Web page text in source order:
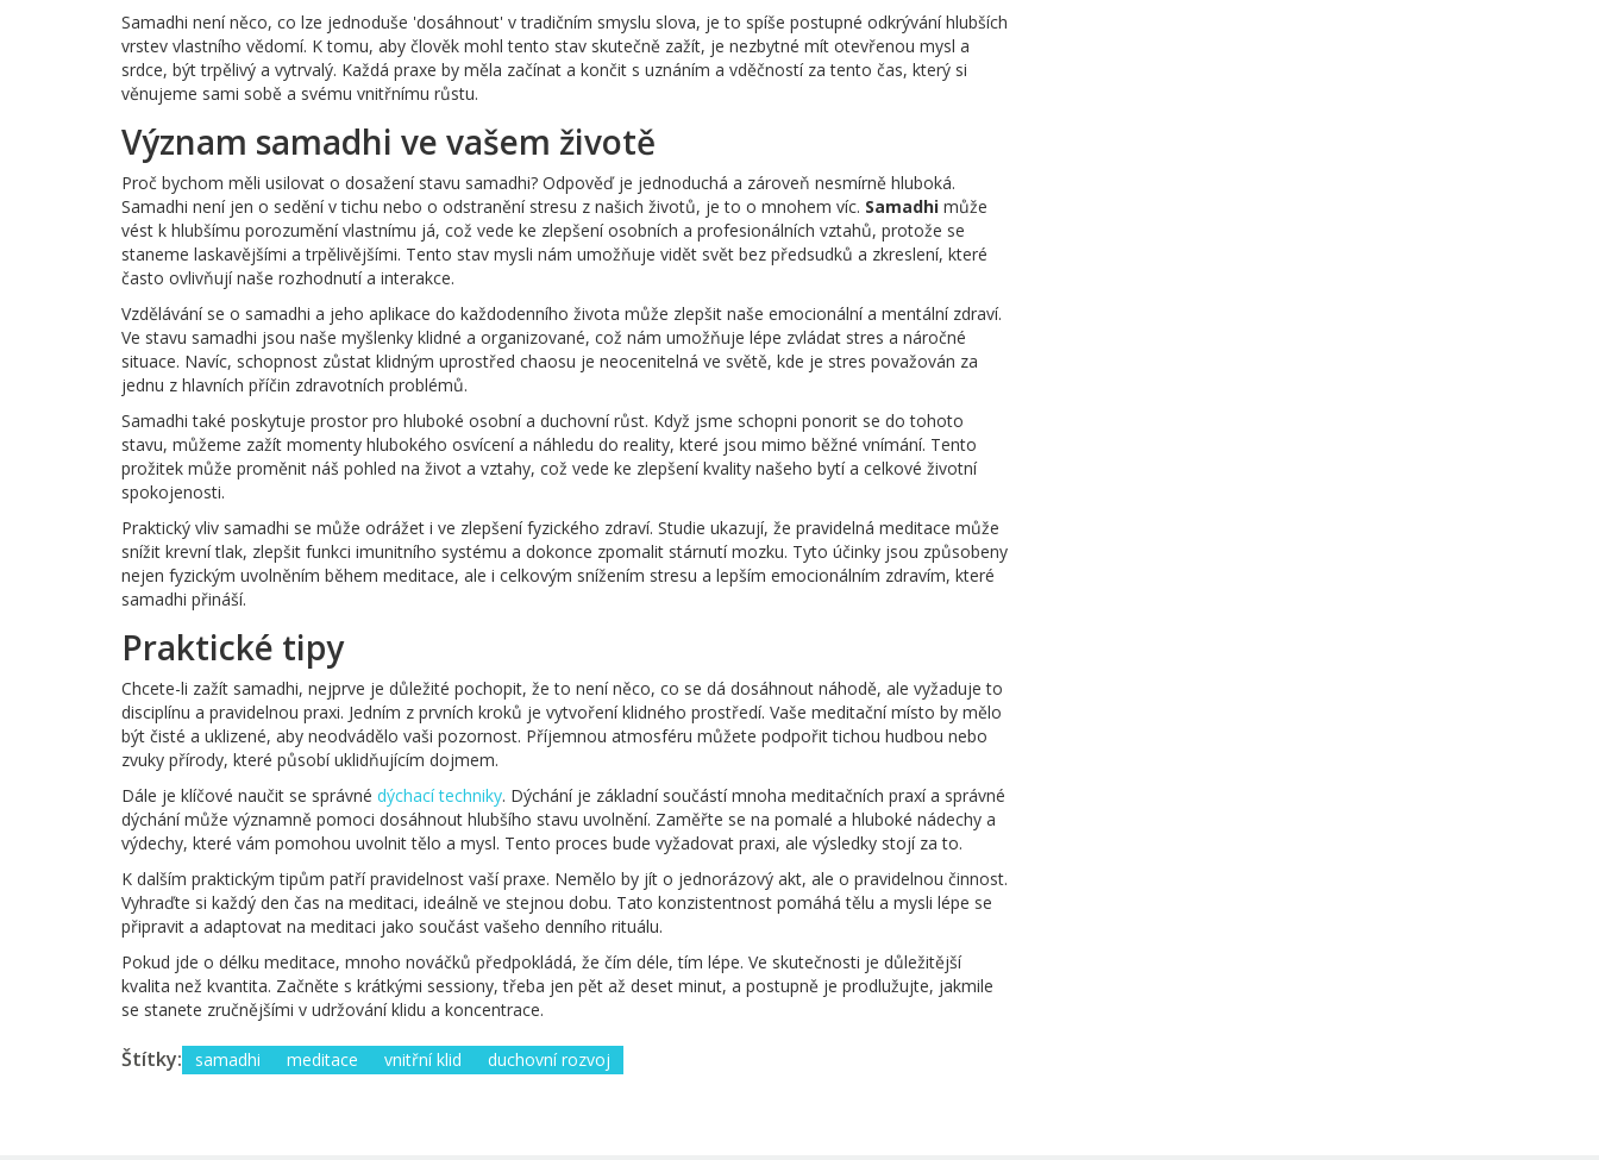
Samadhi není něco, co lze jednoduše 'dosáhnout' v tradičním smyslu slova, je to spíše postupné odkrývání hlubších
vrstev vlastního vědomí. K tomu, aby člověk mohl tento stav skutečně zažít, je nezbytné mít otevřenou mysl a
srdce, být trpělivý a vytrvalý. Každá praxe by měla začínat a končit s uznáním a vděčností za tento čas, který si
věnujeme sami sobě a svému vnitřnímu růstu.
Význam samadhi ve vašem životě
Proč bychom měli usilovat o dosažení stavu samadhi? Odpověď je jednoduchá a zároveň nesmírně hluboká.
Samadhi není jen o sedění v tichu nebo o odstranění stresu z našich životů, je to o mnohem víc. Samadhi může
vést k hlubšímu porozumění vlastnímu já, což vede ke zlepšení osobních a profesionálních vztahů, protože se
staneme laskavějšími a trpělivějšími. Tento stav mysli nám umožňuje vidět svět bez předsudků a zkreslení, které
často ovlivňují naše rozhodnutí a interakce.
Vzdělávání se o samadhi a jeho aplikace do každodenního života může zlepšit naše emocionální a mentální zdraví.
Ve stavu samadhi jsou naše myšlenky klidné a organizované, což nám umožňuje lépe zvládat stres a náročné
situace. Navíc, schopnost zůstat klidným uprostřed chaosu je neocenitelná ve světě, kde je stres považován za
jednu z hlavních příčin zdravotních problémů.
Samadhi také poskytuje prostor pro hluboké osobní a duchovní růst. Když jsme schopni ponorit se do tohoto
stavu, můžeme zažít momenty hlubokého osvícení a náhledu do reality, které jsou mimo běžné vnímání. Tento
prožitek může proměnit náš pohled na život a vztahy, což vede ke zlepšení kvality našeho bytí a celkové životní
spokojenosti.
Praktický vliv samadhi se může odrážet i ve zlepšení fyzického zdraví. Studie ukazují, že pravidelná meditace může
snížit krevní tlak, zlepšit funkci imunitního systému a dokonce zpomalit stárnutí mozku. Tyto účinky jsou způsobeny
nejen fyzickým uvolněním během meditace, ale i celkovým snížením stresu a lepším emocionálním zdravím, které
samadhi přináší.
Praktické tipy
Chcete-li zažít samadhi, nejprve je důležité pochopit, že to není něco, co se dá dosáhnout náhodě, ale vyžaduje to
disciplínu a pravidelnou praxi. Jedním z prvních kroků je vytvoření klidného prostředí. Vaše meditační místo by mělo
být čisté a uklizené, aby neodvádělo vaši pozornost. Příjemnou atmosféru můžete podpořit tichou hudbou nebo
zvuky přírody, které působí uklidňujícím dojmem.
Dále je klíčové naučit se správné dýchací techniky. Dýchání je základní součástí mnoha meditačních praxí a správné
dýchání může významně pomoci dosáhnout hlubšího stavu uvolnění. Zaměřte se na pomalé a hluboké nádechy a
výdechy, které vám pomohou uvolnit tělo a mysl. Tento proces bude vyžadovat praxi, ale výsledky stojí za to.
K dalším praktickým tipům patří pravidelnost vaší praxe. Nemělo by jít o jednorázový akt, ale o pravidelnou činnost.
Vyhraďte si každý den čas na meditaci, ideálně ve stejnou dobu. Tato konzistentnost pomáhá tělu a mysli lépe se
připravit a adaptovat na meditaci jako součást vašeho denního rituálu.
Pokud jde o délku meditace, mnoho nováčků předpokládá, že čím déle, tím lépe. Ve skutečnosti je důležitější
kvalita než kvantita. Začněte s krátkými sessiony, třeba jen pět až deset minut, a postupně je prodlužujte, jakmile
se stanete zručnějšími v udržování klidu a koncentrace.
Štítky: samadhi meditace vnitřní klid duchovní rozvoj